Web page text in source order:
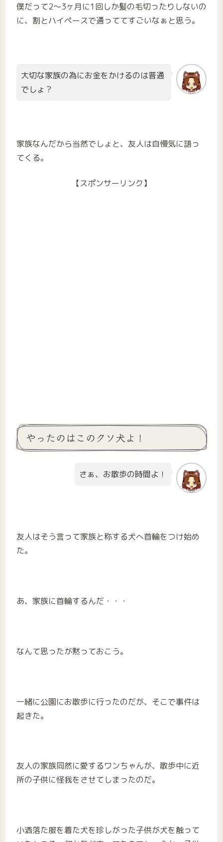
僕だって2〜3ヶ月に1回しか髪の毛切ったりしないの
に、割とハイペースで通っててすごいなぁと思う。
大切な家族の為にお金をかけるのは普通
でしょ？
家族なんだから当然でしょと、友人は自慢気に語っ
てくる。
【スポンサーリンク】
やったのはこのクソ犬よ！
さぁ、お散歩の時間よ！
友人はそう言って家族と称する犬へ首輪をつけ始め
た。
あ、家族に首輪するんだ・・・
なんて思ったが黙っておこう。
一緒に公園にお散歩に行ったのだが、そこで事件は
起きた。
友人の家族同然に愛するワンちゃんが、散歩中に近
所の子供に怪我をさせてしまったのだ。
小洒落た服を着た犬を珍しがった子供が犬を触って